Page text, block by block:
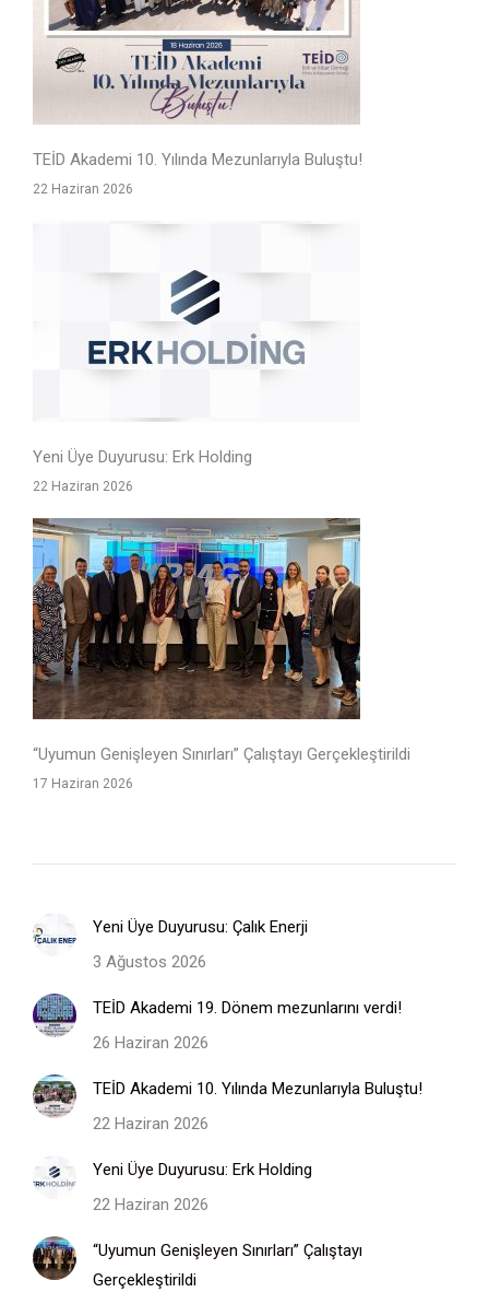
TEİD Akademi 10. Yılında Mezunlarıyla Buluştu!
22 Haziran 2026
Yeni Üye Duyurusu: Erk Holding
22 Haziran 2026
“Uyumun Genişleyen Sınırları” Çalıştayı Gerçekleştirildi
17 Haziran 2026
Yeni Üye Duyurusu: Çalık Enerji
3 Ağustos 2026
TEİD Akademi 19. Dönem mezunlarını verdi!
26 Haziran 2026
TEİD Akademi 10. Yılında Mezunlarıyla Buluştu!
22 Haziran 2026
Yeni Üye Duyurusu: Erk Holding
22 Haziran 2026
“Uyumun Genişleyen Sınırları” Çalıştayı
Gerçekleştirildi